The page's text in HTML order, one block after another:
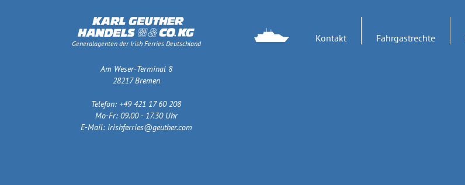
Generalagenten der Irish Ferries Deutschland
Am Weser-Terminal 8
28217 Bremen
Telefon: +49 421 17 60 208
Mo-Fr: 09.00 - 17.30 Uhr
E-Mail: irishferries@geuther.com
Kontakt Fahrgastrechte